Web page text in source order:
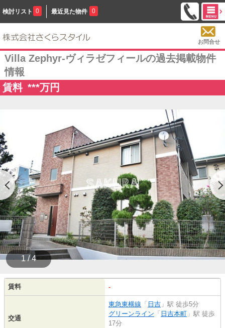
検討リスト 0 最近見た物件 0
お問合せ
Villa Zephyr-ヴィラゼフィールの過去掲載物件
情報
賃料 ***万円
1 / 4
賃料 -
交通
東急東横線 「 日吉 」駅 徒歩5分
グリーンライン 「 日吉本町 」駅 徒歩
17分